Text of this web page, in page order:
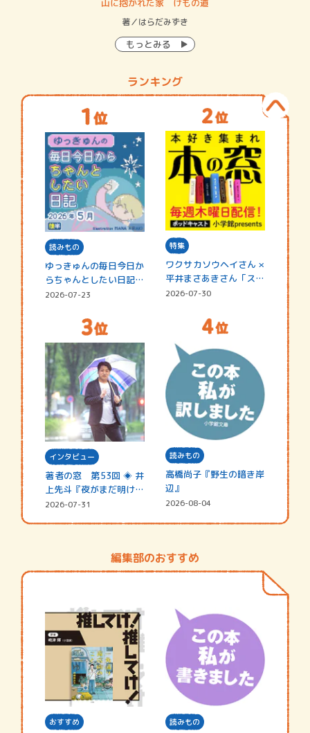
山に抱かれた家 けもの道
著／はらだみずき
もっとみる
ランキング
読みもの
ゆっきゅんの毎日今日か
らちゃんとしたい日記
☆202…
2026-07-23
特集
ワクサカソウヘイさん ×
平井まさあきさん「スペ
シャ…
2026-07-30
インタビュー
著者の窓 第53回 ◈ 井
上先斗『夜がまだ明けな
い』
2026-07-31
読みもの
高橋尚子『野生の暗き岸
辺』
2026-08-04
編集部のおすすめ
おすすめ 読みもの